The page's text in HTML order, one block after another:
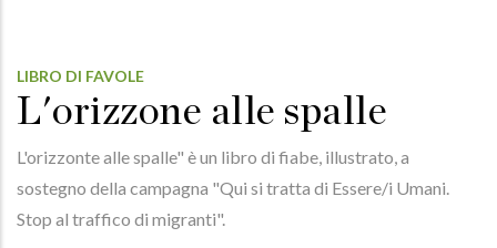
LIBRO DI FAVOLE
L'orizzone alle spalle
L'orizzonte alle spalle" è un libro di fiabe, illustrato, a
sostegno della campagna "Qui si tratta di Essere/i Umani.
Stop al traffico di migranti".